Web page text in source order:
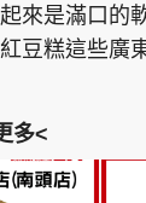
起來是滿口的
豆糕這些廣
多<